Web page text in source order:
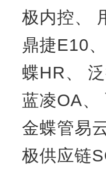
极内控、
鼎捷E10、
蝶HR、
蓝凌OA、
金蝶管易
极供应链